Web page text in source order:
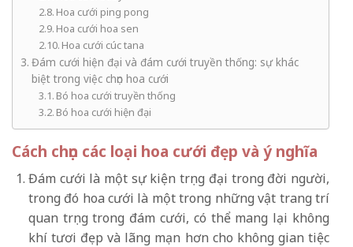
Hoa cưới ping pong
Hoa cưới hoa sen
Hoa cưới cúc tana
Đám cưới hiện đại và đám cưới truyền thống: sự khác
biệt trong việc chọn hoa cưới
Bó hoa cưới truyền thống
Bó hoa cưới hiện đại
Cách chọn các loại hoa cưới đẹp và ý nghĩa
Đám cưới là một sự kiện trọng đại trong đời người,
trong đó hoa cưới là một trong những vật trang trí
quan trọng trong đám cưới, có thể mang lại không
khí tươi đẹp và lãng mạn hơn cho không gian tiệc